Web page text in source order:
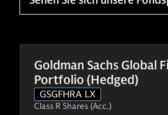
Goldman Sachs Global
Portfolio (Hedged)
GSGFHRA LX
Class R Shares (Acc.)